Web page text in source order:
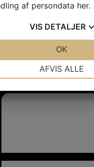
Vinkøleskabe
af persondata her.
VIS DETALJER
AFVIS ALLE
OK